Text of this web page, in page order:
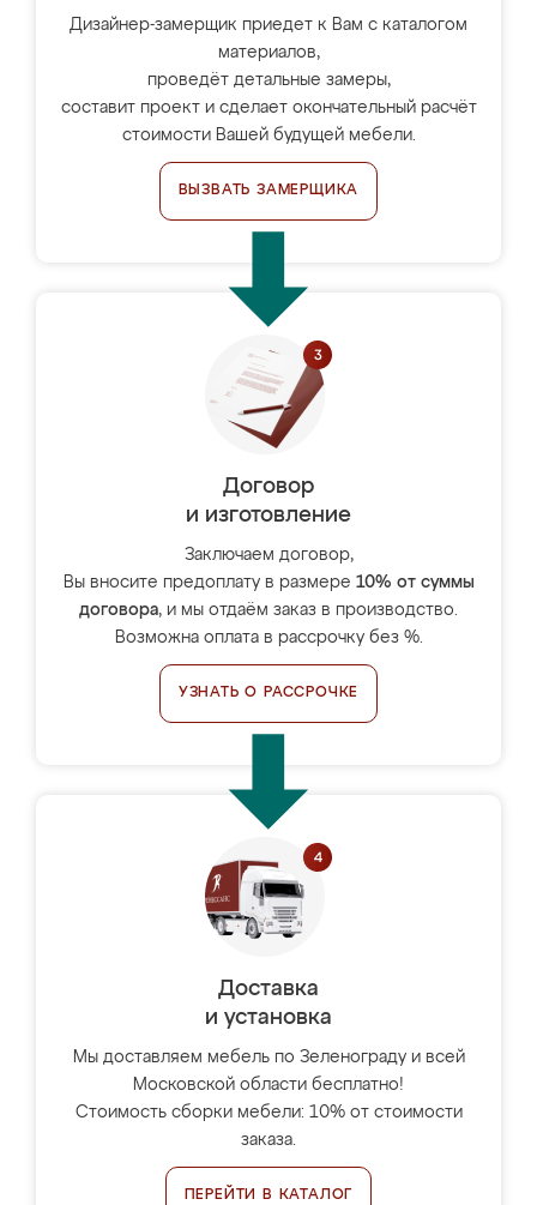
Дизайнер-замерщик приедет к Вам с каталогом
материалов,
проведёт детальные замеры,
составит проект и сделает окончательный расчёт
стоимости Вашей будущей мебели.
ВЫЗВАТЬ ЗАМЕРЩИКА
Договор
и изготовление
Заключаем договор,
Вы вносите предоплату в размере 10% от суммы
договора, и мы отдаём заказ в производство.
Возможна оплата в рассрочку без %.
УЗНАТЬ О РАССРОЧКЕ
Доставка
и установка
Мы доставляем мебель по Зеленограду и всей
Московской области бесплатно!
Стоимость сборки мебели: 10% от стоимости
заказа.
ПЕРЕЙТИ В КАТАЛОГ